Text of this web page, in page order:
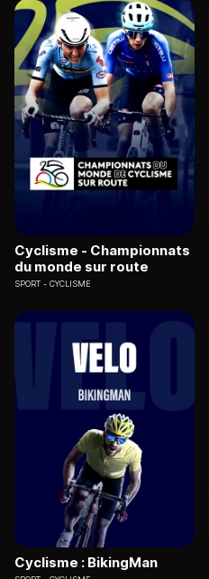
Cyclisme - Championnats
du monde sur route
SPORT CYCLISME
Cyclisme : BikingMan